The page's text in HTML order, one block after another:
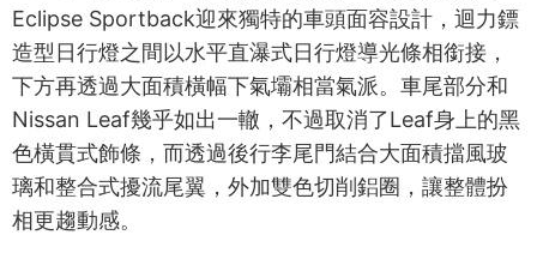
Eclipse Sportback迎來獨特的車頭面容設計，迴力鏢
造型日行燈之間以水平直瀑式日行燈導光條相銜接，
下方再透過大面積橫幅下氣壩相當氣派。車尾部分和
Nissan Leaf幾乎如出一轍，不過取消了Leaf身上的黑
色橫貫式飾條，而透過後行李尾門結合大面積擋風玻
璃和整合式擾流尾翼，外加雙色切削鋁圈，讓整體扮
相更趨動感。